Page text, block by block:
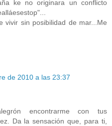
ke no originara un conflicto
vivir sin posibilidad de mar...Me
de 2010 a las 23:37
encontrarme con tus
Da la sensación que, para ti,